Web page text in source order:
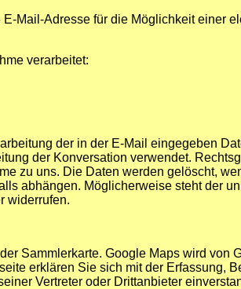
Mail-Adresse für die Möglichkeit einer
verarbeitet:
der in der E-Mail eingegeben
der Konversation verwendet.
zu uns. Die Daten werden gelöscht,
abhängen. Möglicherweise steht der
widerrufen.
Sammlerkarte. Google Maps wird von
erklären Sie sich mit der Erfassung,
Vertreter oder Drittanbieter